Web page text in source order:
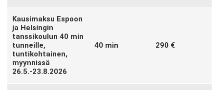
Kausimaksu Espoon
ja Helsingin
tanssikoulun 40 min
tunneille,
tuntikohtainen,
myynnissä
26.5.-23.8.2026
40 min 290 €